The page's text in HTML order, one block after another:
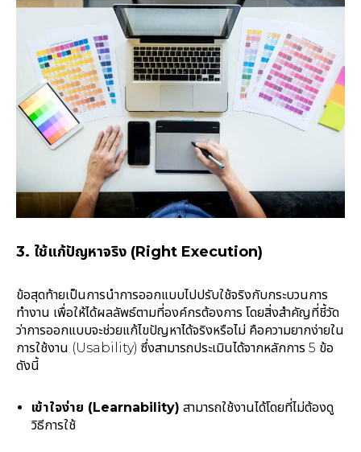
3. ใช้แก้ปัญหาจริง (Right Execution)
ข้อสุดท้ายเป็นการนำการออกแบบไปปรับใช้จริงกับกระบวนการ
ทำงาน เพื่อให้ได้ผลลัพธ์ตามที่องค์กรต้องการ โดยสิ่งสำคัญที่ชี้วัด
ว่าการออกแบบจะช่วยแก้ไขปัญหาได้จริงหรือไม่ คือความยากง่ายใน
การใช้งาน (Usability) ซึ่งสามารถประเมินได้จากหลักการ 5 ข้อ
ดังนี้
เข้าใจง่าย (Learnability) สามารถใช้งานได้โดยที่ไม่ต้องดู
วิธีการใช้